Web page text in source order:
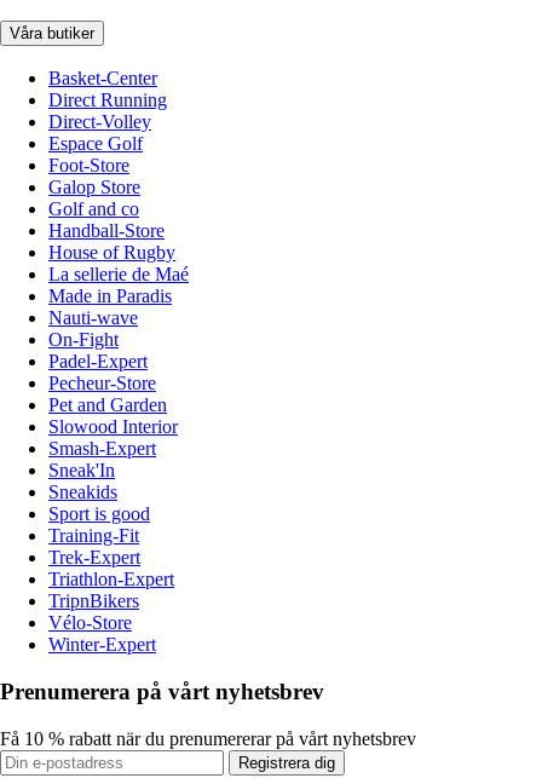
Våra butiker
Basket-Center
Direct Running
Direct-Volley
Espace Golf
Foot-Store
Galop Store
Golf and co
Handball-Store
House of Rugby
La sellerie de Maé
Made in Paradis
Nauti-wave
On-Fight
Padel-Expert
Pecheur-Store
Pet and Garden
Slowood Interior
Smash-Expert
Sneak'In
Sneakids
Sport is good
Training-Fit
Trek-Expert
Triathlon-Expert
TripnBikers
Vélo-Store
Winter-Expert
Prenumerera på vårt nyhetsbrev
Få 10 % rabatt när du prenumererar på vårt nyhetsbrev
Registrera dig